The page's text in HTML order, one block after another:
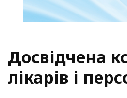
Досвідчена
лікарів і